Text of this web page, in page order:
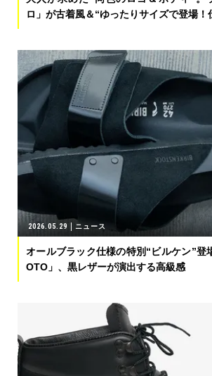
ロ」が古着風＆“ゆったりサイズで登場
2026.05.29 ニュース
オールブラック仕様の特別“ビルケン”登
OTO」、黒レザーが演出する高級感